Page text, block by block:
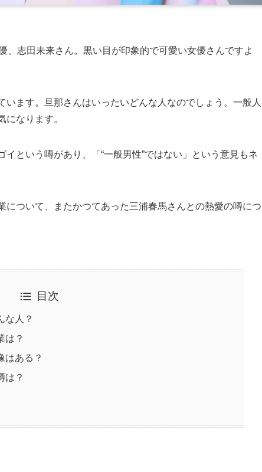
、志田未来さん。黒い目が印象的で可愛い女優さんですよ
ます。旦那さんはいったいどんな人なのでしょう。一般人
になります。
という噂があり、「“一般男性”ではない」という意見もネ
について、またかつてあった三浦春馬さんとの熱愛の噂につ
目次
な人？
は？
はある？
は？